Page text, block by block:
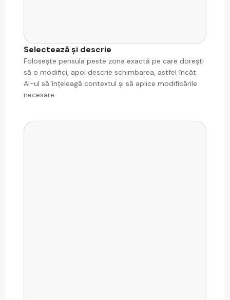
Selectează și descrie
Folosește pensula peste zona exactă pe care dorești
să o modifici, apoi descrie schimbarea, astfel încât
AI-ul să înțeleagă contextul și să aplice modificările
necesare.